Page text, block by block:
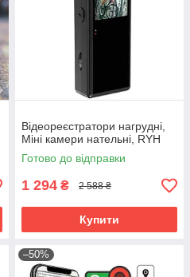
Відеореєстратори нагрудні,
Міні камери нательні, RYH
Готово до відправки
1 294 ₴ 2 588 ₴
Купити
–50%